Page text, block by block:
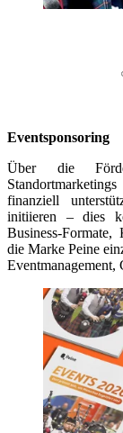
Eventsponsoring
Über die
finanziell
initiieren – dies
Business-
die Marke Peine
Eventmanagement,